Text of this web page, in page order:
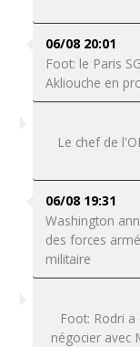
06/08 20:01
Foot: le Paris
Akliouche en
Le chef de
06/08 19:31
Washington
des forces
militaire
Foot: Rodri
négocier avec